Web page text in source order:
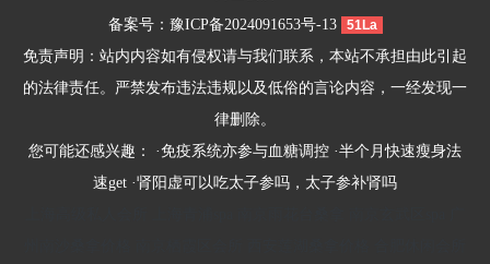
备案号： 豫ICP备2024091653号-13 51La
免责声明：站内内容如有侵权请与我们联系，本站不承担由此引起
的法律责任。严禁发布违法违规以及低俗的言论内容，一经发现一
律删除。
您可能还感兴趣： ·免疫系统亦参与血糖调控 ·半个月快速瘦身法
速get ·肾阳虚可以吃太子参吗，太子参补肾吗